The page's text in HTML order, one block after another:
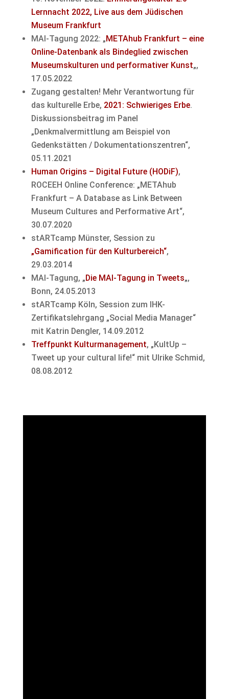
Lernnacht 2022, Live aus dem Jüdischen
Museum Frankfurt
MAI-Tagung 2022: „METAhub Frankfurt – eine
Online-Datenbank als Bindeglied zwischen
Museumskulturen und performativer Kunst„,
17.05.2022
Zugang gestalten! Mehr Verantwortung für
das kulturelle Erbe, 2021: Schwieriges Erbe.
Diskussionsbeitrag im Panel
„Denkmalvermittlung am Beispiel von
Gedenkstätten / Dokumentationszentren“,
05.11.2021
Human Origins – Digital Future (HODiF),
ROCEEH Online Conference: „METAhub
Frankfurt – A Database as Link Between
Museum Cultures and Performative Art“,
30.07.2020
stARTcamp Münster, Session zu
„Gamification für den Kulturbereich“,
29.03.2014
MAI-Tagung, „Die MAI-Tagung in Tweets„,
Bonn, 24.05.2013
stARTcamp Köln, Session zum IHK-
Zertifikatslehrgang „Social Media Manager“
mit Katrin Dengler, 14.09.2012
Treffpunkt Kulturmanagement, „KultUp –
Tweet up your cultural life!“ mit Ulrike Schmid,
08.08.2012